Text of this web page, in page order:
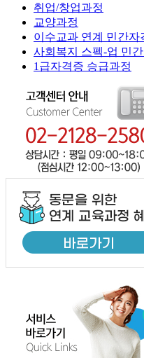
취업/창업과정
교양과정
이수교과 연계 민간자
사회복지 스펙-업 민
1급자격증 승급과정